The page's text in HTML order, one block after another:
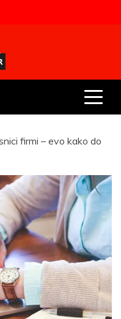
firmi – evo kako do